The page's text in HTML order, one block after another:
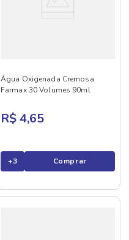
Água Oxigenada Cremosa
Farmax 30 Volumes 90ml
R$ 4,65
+3 Comprar